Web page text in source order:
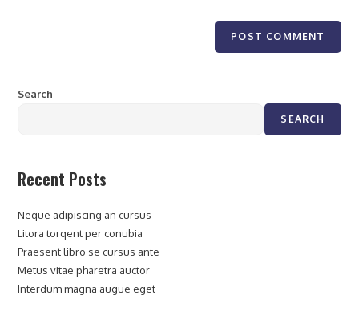
Search
SEARCH
Recent Posts
Neque adipiscing an cursus
Litora torqent per conubia
Praesent libro se cursus ante
Metus vitae pharetra auctor
Interdum magna augue eget